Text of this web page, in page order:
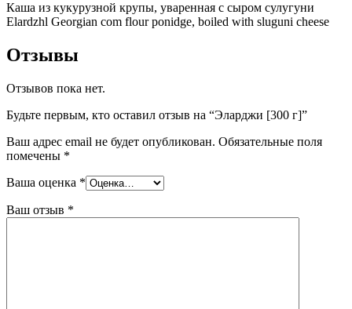
Каша из кукурузной крупы, уваренная с сыром сулугуни
Elardzhl Georgian com flour ponidge, boiled with sluguni cheese
Отзывы
Отзывов пока нет.
Будьте первым, кто оставил отзыв на “Эларджи [300 г]”
Ваш адрес email не будет опубликован. Обязательные поля
помечены *
Ваша оценка *
Ваш отзыв *